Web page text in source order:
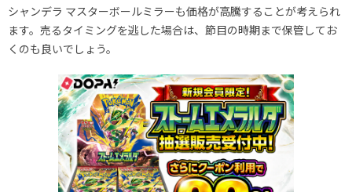
シャンデラ マスターボールミラーも価格が高騰することが考えられ
ます。売るタイミングを逃した場合は、節目の時期まで保管してお
くのも良いでしょう。